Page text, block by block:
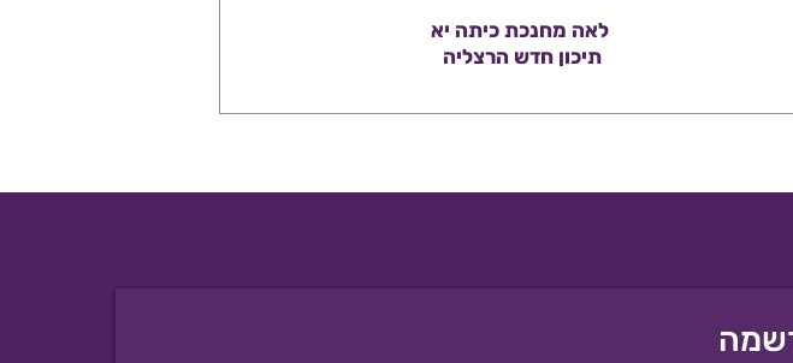
לאה מחנכת כיתה יא
תיכון חדש הרצליה